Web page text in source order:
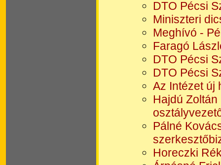
DTO Pécsi
Miniszteri
Meghívó -
Faragó
DTO Pécsi
DTO Pécsi
Az Intézet új
Hajdú
Pálné
Horeczki